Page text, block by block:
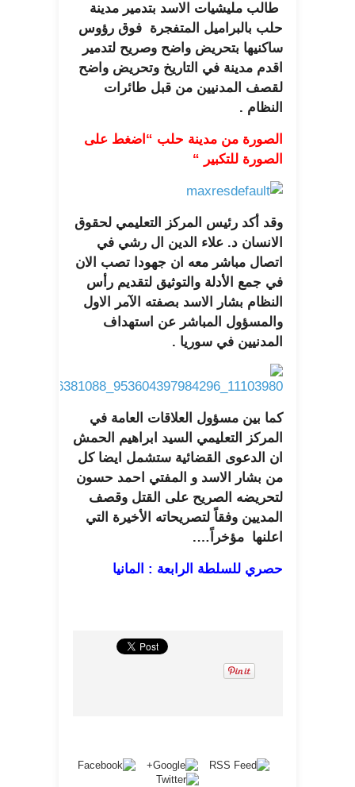
طالب مليشيات الاسد بتدمير مدينة
حلب بالبراميل المتفجرة فوق رؤوس
ساكنيها بتحريض واضح وصريح لتدمير
اقدم مدينة في التاريخ وتحريض واضح
لقصف المدنيين من قبل طائرات
النظام .
الصورة من مدينة حلب “اضغط على
الصورة للتكبير “
وقد أكد رئيس المركز التعليمي لحقوق
الانسان د. علاء الدين ال رشي في
اتصال مباشر معه ان جهودا تصب الان
في جمع الأدلة والتوثيق لتقديم رأس
النظام بشار الاسد بصفته الآمر الاول
والمسؤول المباشر عن استهداف
المدنيين في سوريا .
كما بين مسؤول العلاقات العامة في
المركز التعليمي السيد ابراهيم الحمش
ان الدعوى القضائية ستشمل ايضا كل
من بشار الاسد و المفتي احمد حسون
لتحريضه الصريح على القتل وقصف
المديين وفقاً لتصريحاته الأخيرة التي
اعلنها مؤخراً….
حصري للسلطة الرابعة : المانيا